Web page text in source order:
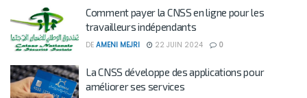
Comment payer la CNSS en ligne pour les
travailleurs indépendants
DE AMENI MEJRI 22 JUIN 2024 0
La CNSS développe des applications pour
améliorer ses services